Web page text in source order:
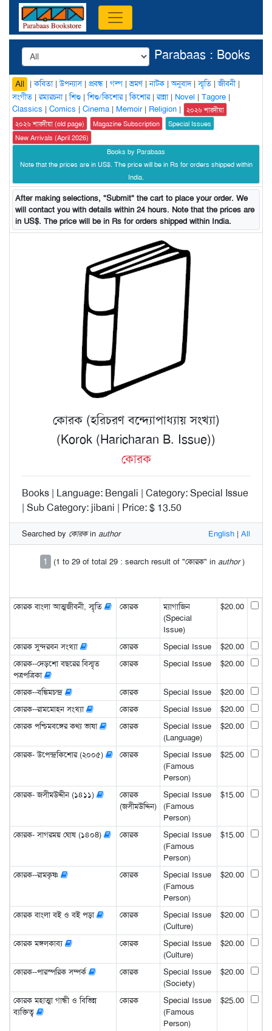
Parabaas : Books
All |কবিতা|উপন্যাস| প্রবন্ধ | গল্প |ভ্রমণ|নাটক |অনুবাদ|স্মৃতি |জীবনী|
সংগীত |রম্যরচনা|শিশু |শিশু/কিশোর|কিশোর|রান্না| Novel | Tagore |
Classics | Comics | Cinema | Memoir| Religion |
২০২৬ শারদীয়া
২০২৬ শারদীয়া (old page)
Magazine Subscription
Special Issues
New Arrivals (April 2026)
Books by Parabaas
Note that the prices are in US$. The price will be in Rs for orders shipped within
India.
After making selections, "Submit" the cart to place your order. We
will contact you with details within 24 hours. Note that the prices are
in US$. The price will be in Rs for orders shipped within India.
কোরক (হরিচরণ বন্দ্যোপাধ্যায় সংখ্যা)
(Korok (Haricharan B. Issue))
কোরক
Books | Language: Bengali | Category: Special Issue
| Sub Category: jibani | Price: $ 13.50
Searched by কোরকin author English | All
1 (1 to 29 of total 29 : search result of "কোরক" in author)
কোরক বাংলা আত্মজীবনী, স্মৃতি কোরক
ম্যাগাজিন
(Special
Issue)
$20.00
কোরক সুন্দরবন সংখ্যা কোরক Special Issue
$20.00
কোরক--দেড়শো বছরের বিস্মৃত
পত্রপত্রিকা
কোরক Special Issue $20.00
কোরক--বঙ্কিমচন্দ্র কোরক Special Issue
$20.00
কোরক--রামমোহন সংখ্যা
কোরক Special Issue
$20.00
কোরক পশ্চিমবঙ্গের কথ্য ভাষা
কোরক
Special Issue
(Language)
$20.00
কোরক- উপেন্দ্রকিশোর (২০০৫) কোরক
Special Issue
(Famous
Person)
$25.00
কোরক- জসীমউদ্দীন (১৪১১)
কোরক
(জসীমউদ্দিন)
Special Issue
(Famous
Person)
$15.00
কোরক- সাগরময় ঘোষ (১৪০8) কোরক
Special Issue
(Famous
Person)
$15.00
কোরক--রামকৃষ্ণ কোরক
Special Issue
(Famous
Person)
$20.00
কোরক বাংলা বই ও বই পড়া কোরক
Special Issue
(Culture)
$20.00
কোরক মঙ্গলকাব্য কোরক
Special Issue
(Culture)
$20.00
কোরক--পারস্পরিক সম্পর্ক কোরক
Special Issue
(Society)
$20.00
কোরক মহাত্মা গান্ধী ও বিভিন্ন
ব্যক্তিত্ব
কোরক
Special Issue
(Famous
Person)
$25.00